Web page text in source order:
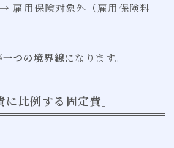
雇用保険対象外（雇用保険料
つの境界線になります。
比例する固定費」